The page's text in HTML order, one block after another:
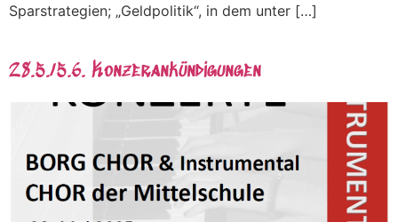
Sparstrategien; „Geldpolitik“, in dem unter […]
28.5./5.6. Konzerankündigungen